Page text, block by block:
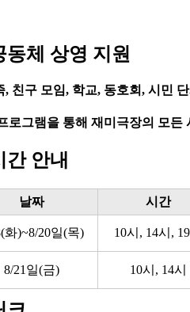
동체 상영 지원
, 친구 모임, 학교, 동호회, 시민
로그램을 통해 재미극장의 모든
간 안내
날짜 시간
화)~8/20일(목)
10시, 14시, 19
8/21일(금)
10시, 14시